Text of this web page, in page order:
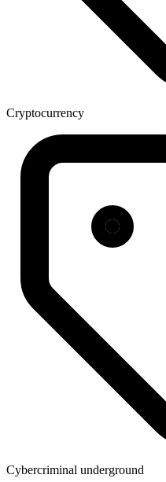
Cryptocurrency
Cybercriminal underground